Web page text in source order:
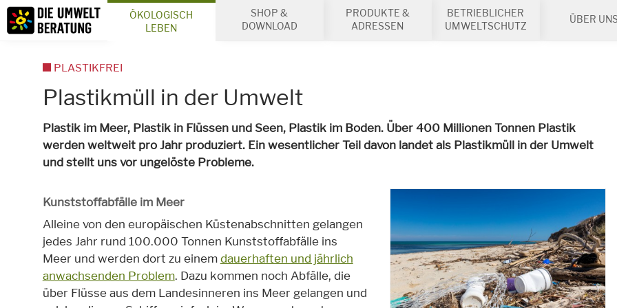
Inhalt
Suche
ÖKOLOGISCH
LEBEN
SHOP &
DOWNLOAD
PRODUKTE &
ADRESSEN
BETRIEBLICHER
UMWELTSCHUTZ
ÜBER
Plastikmüll in der Umwelt
Plastik im Meer, Plastik in Flüssen und Seen, Plastik im Boden. Über 400 Millionen Tonnen Plastik
werden weltweit pro Jahr produziert. Ein wesentlicher Teil davon landet als Plastikmüll in der Umwelt
und stellt uns vor ungelöste Probleme.
Kunststoffabfälle im Meer
Alleine von den europäischen Küstenabschnitten gelangen
jedes Jahr rund 100.000 Tonnen Kunststoffabfälle ins
Meer und werden dort zu einem dauerhaften und jährlich
anwachsenden Problem. Dazu kommen noch Abfälle, die
über Flüsse aus dem Landesinneren ins Meer gelangen und
PLASTIKFREI